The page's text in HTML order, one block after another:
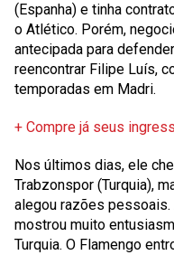
(Espanha) e tinha
o Atlético. Porém,
antecipada para
reencontrar Filipe Luís,
temporadas em Madri.
+ Compre já seus
Nos últimos dias, ele
Trabzonspor (Turquia),
alegou razões
mostrou muito
Turquia. O Flamengo